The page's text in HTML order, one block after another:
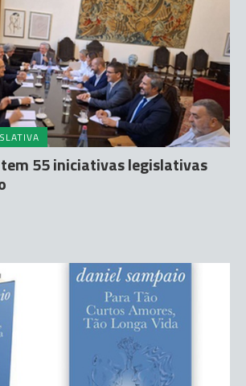
55 iniciativas legislativas